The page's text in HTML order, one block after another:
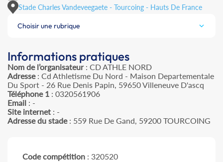
Stade Charles Vandeveegaete - Tourcoing - Hauts De France
Choisir une rubrique
Informations pratiques
Nom de l’organisateur: CD ATHLE NORD
Adresse: Cd Athletisme Du Nord - Maison Departementale
Du Sport - 26 Rue Denis Papin, 59650 Villeneuve D'ascq
Téléphone 1 : 0320561906
Email : -
Site internet : -
Adresse du stade: 559 Rue De Gand, 59200 TOURCOING
Code compétition : 320520